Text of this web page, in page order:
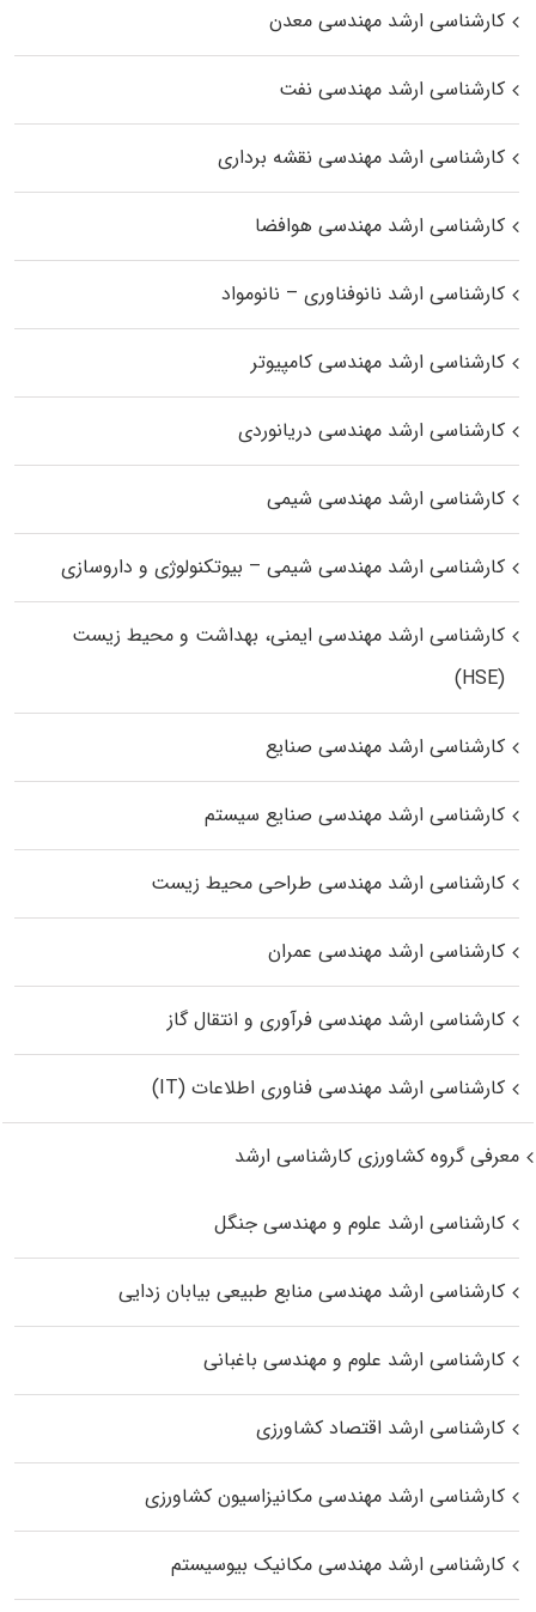
کارشناسی ارشد مهندسی معدن
کارشناسی ارشد مهندسی نفت
کارشناسی ارشد مهندسی نقشه برداری
کارشناسی ارشد مهندسی هوافضا
کارشناسی ارشد نانوفناوری – نانومواد
کارشناسی ارشد مهندسی کامپیوتر
کارشناسی ارشد مهندسی دریانوردی
کارشناسی ارشد مهندسی شیمی
کارشناسی ارشد مهندسی شیمی – بیوتکنولوژی و داروسازی
کارشناسی ارشد مهندسی ایمنی، بهداشت و محیط زیست
(HSE)
کارشناسی ارشد مهندسی صنایع
کارشناسی ارشد مهندسی صنایع سیستم
کارشناسی ارشد مهندسی طراحی محیط زیست
کارشناسی ارشد مهندسی عمران
کارشناسی ارشد مهندسی فرآوری و انتقال گاز
کارشناسی ارشد مهندسی فناوری اطلاعات (IT)
معرفی گروه کشاورزی کارشناسی ارشد
کارشناسی ارشد علوم و مهندسی جنگل
کارشناسی ارشد مهندسی منابع طبیعی بیابان زدایی
کارشناسی ارشد علوم و مهندسی باغبانی
کارشناسی ارشد اقتصاد کشاورزی
کارشناسی ارشد مهندسی مکانیزاسیون کشاورزی
کارشناسی ارشد مهندسی مکانیک بیوسیستم